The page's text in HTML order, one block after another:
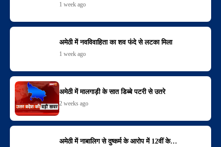
1 week ago
अमेठी में नवविवाहिता का शव फंदे से लटका मिला
1 week ago
अमेठी में मालगाड़ी के सात डिब्बे पटरी से उतरे
2 weeks ago
अमेठी में नाबालिग से दुष्कर्म के आरोप में 12वीं के…